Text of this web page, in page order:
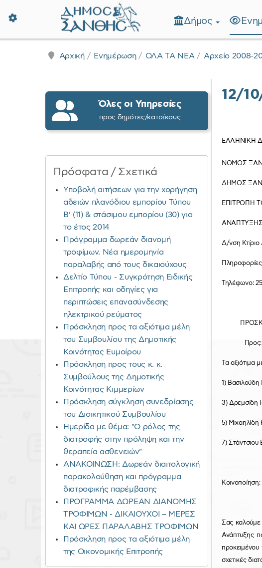
Δήμος Ξάνθης - Επίσημη Ιστοσελίδα
Δήμος
Αρχική Ενημέρωση ΟΛΑ ΤΑ ΝΕΑ Αρχείο 2008-
12/
ΕΛΛΗΝΙΚΗ
ΝΟΜΟΣ
ΔΗΜΟΣ
ΕΠΙΤΡΟΠΗ
Δ/νση
Τηλέφωνο:
Προς:
Τα αξιότιμα
1)
3) Δρεμσίδη
5)
7)
Σας καλούμε
Ανάπτυξης
σχετικές
Όλες οι Υπηρεσίες
προς δημότες/κατοίκους
Πρόσφατα / Σχετικά
Υποβολή αιτήσεων για την χορήγηση
αδειών πλανόδιου εμπορίου Τύπου
Β’ (11) & στάσιμου εμπορίου (30) για
το έτος 2014
Πρόγραμμα δωρεάν διανομή
τροφίμων. Νέα ημερομηνία
παραλαβής από τους δικαιούχους
Δελτίο Τύπου - Συγκρότηση Ειδικής
Επιτροπής και οδηγίες για
περιπτώσεις επανασύνδεσης
ηλεκτρικού ρεύματος
Πρόσκληση προς τα αξιότιμα μέλη
του Συμβουλίου της Δημοτικής
Κοινότητας Ευμοίρου
Πρόσκληση προς τους κ. κ.
Συμβούλους της Δημοτικής
Κοινότητας Κιμμερίων
Πρόσκληση σύγκληση συνεδρίασης
του Διοικητικού Συμβουλίου
Ημερίδα με θέμα: "Ο ρόλος της
διατροφής στην πρόληψη και την
θεραπεία ασθενειών"
ΑΝΑΚΟΙΝΩΣΗ: Δωρεάν διαιτολογική
παρακολούθηση και πρόγραμμα
διατροφικής παρέμβασης
ΠΡΟΓΡΑΜΜΑ ΔΩΡΕΑΝ ΔΙΑΝΟΜΗΣ
ΤΡΟΦΙΜΩΝ - ΔΙΚΑΙΟΥΧΟΙ – ΜΕΡΕΣ
ΚΑΙ ΩΡΕΣ ΠΑΡΑΛΑΒΗΣ ΤΡΟΦΙΜΩΝ
Πρόσκληση προς τα αξιότιμα μέλη
της Οικονομικής Επιτροπής